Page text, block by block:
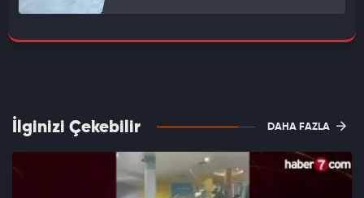
İlginizi Çekebilir DAHA FAZLA